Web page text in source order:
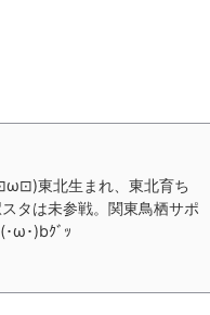
東北生まれ、東北育ち
タは未参戦。関東鳥栖サポ
･ω･)bｸﾞｯ